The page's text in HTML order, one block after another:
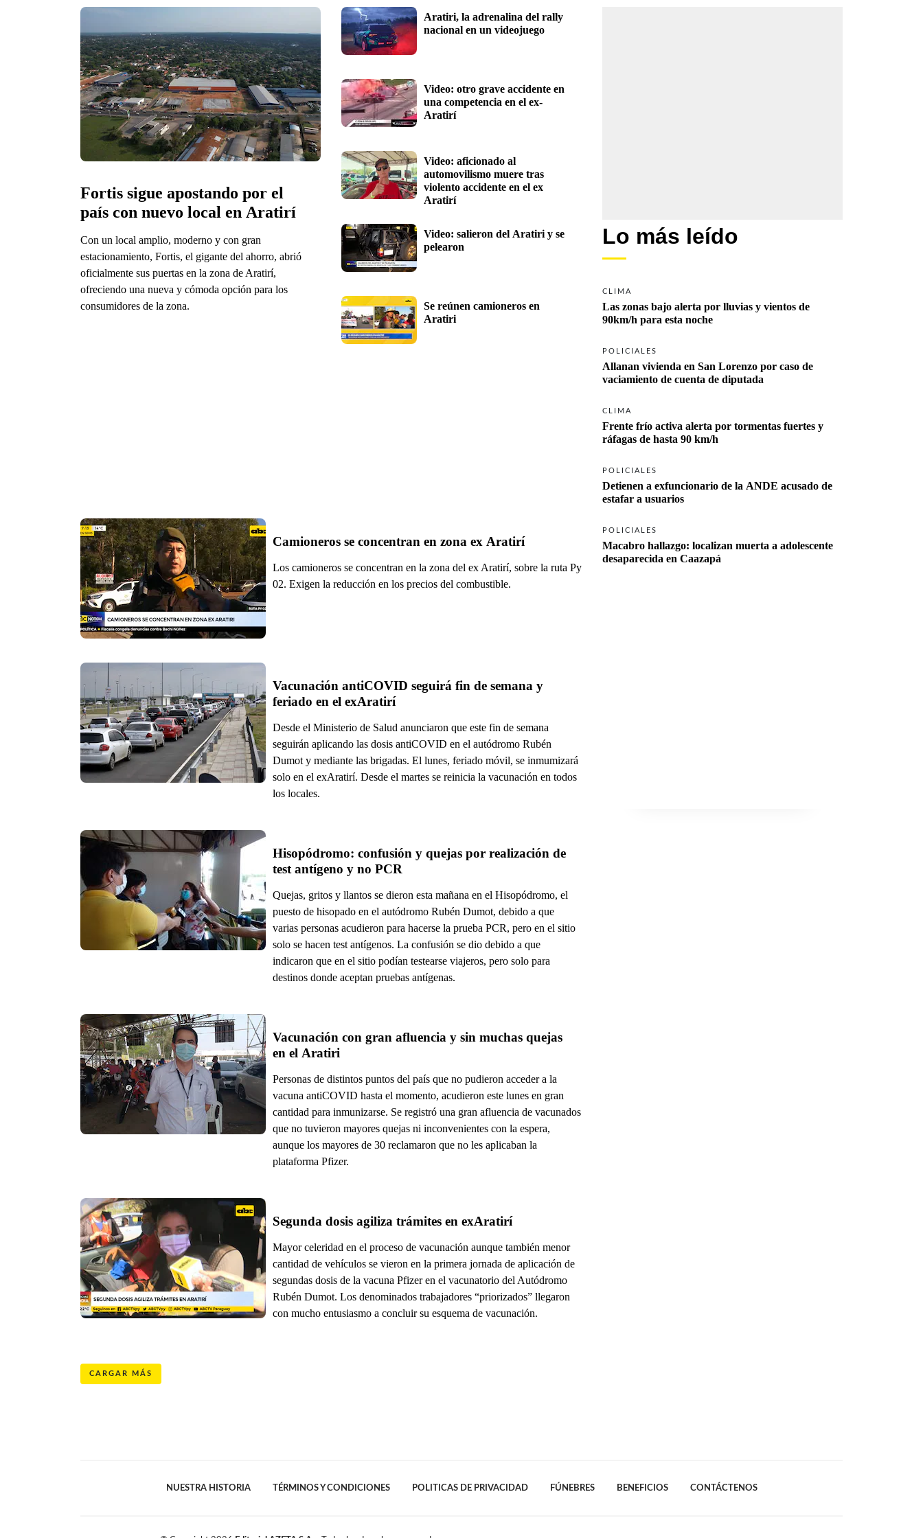
Fortis sigue apostando por el
país con nuevo local en Aratirí
Con un local amplio, moderno y con gran
estacionamiento, Fortis, el gigante del ahorro, abrió
oficialmente sus puertas en la zona de Aratirí,
ofreciendo una nueva y cómoda opción para los
consumidores de la zona.
Aratiri, la adrenalina del rally
nacional en un videojuego
Video: otro grave accidente en
una competencia en el ex-
Aratirí
Video: aficionado al
automovilismo muere tras
violento accidente en el ex
Aratirí
Video: salieron del Aratiri y se
Se reúnen camioneros en
Aratiri
Camioneros se concentran en zona ex Aratirí
Los camioneros se concentran en la zona del ex Aratirí, sobre la ruta Py
02. Exigen la reducción en los precios del combustible.
Vacunación antiCOVID seguirá fin de semana y
feriado en el exAratirí
Desde el Ministerio de Salud anunciaron que este fin de semana
seguirán aplicando las dosis antiCOVID en el autódromo Rubén
Dumot y mediante las brigadas. El lunes, feriado móvil, se inmumizará
solo en el exAratirí. Desde el martes se reinicia la vacunación en todos
los locales.
Hisopódromo: confusión y quejas por realización de
test antígeno y no PCR
Quejas, gritos y llantos se dieron esta mañana en el Hisopódromo, el
puesto de hisopado en el autódromo Rubén Dumot, debido a que
varias personas acudieron para hacerse la prueba PCR, pero en el sitio
solo se hacen test antígenos. La confusión se dio debido a que
indicaron que en el sitio podían testearse viajeros, pero solo para
destinos donde aceptan pruebas antígenas.
Vacunación con gran afluencia y sin muchas quejas
en el Aratiri
Personas de distintos puntos del país que no pudieron acceder a la
vacuna antiCOVID hasta el momento, acudieron este lunes en gran
cantidad para inmunizarse. Se registró una gran afluencia de vacunados
que no tuvieron mayores quejas ni inconvenientes con la espera,
aunque los mayores de 30 reclamaron que no les aplicaban la
plataforma Pfizer.
Segunda dosis agiliza trámites en exAratirí
Mayor celeridad en el proceso de vacunación aunque también menor
cantidad de vehículos se vieron en la primera jornada de aplicación de
segundas dosis de la vacuna Pfizer en el vacunatorio del Autódromo
Rubén Dumot. Los denominados trabajadores “priorizados” llegaron
con mucho entusiasmo a concluir su esquema de vacunación.
CARGAR MÁS
Lo más leído
CLIMA
Las zonas bajo alerta por lluvias y vientos de
90km/h para esta noche
POLICIALES
Allanan vivienda en San Lorenzo por caso de
vaciamiento de cuenta de diputada
CLIMA
Frente frío activa alerta por tormentas fuertes y
ráfagas de hasta 90 km/h
POLICIALES
Detienen a exfuncionario de la ANDE acusado de
estafar a usuarios
POLICIALES
Macabro hallazgo: localizan muerta a adolescente
NUESTRA HISTORIA TÉRMINOS Y CONDICIONES POLITICAS DE PRIVACIDAD FÚNEBRES BENEFICIOS CONTÁCTENOS